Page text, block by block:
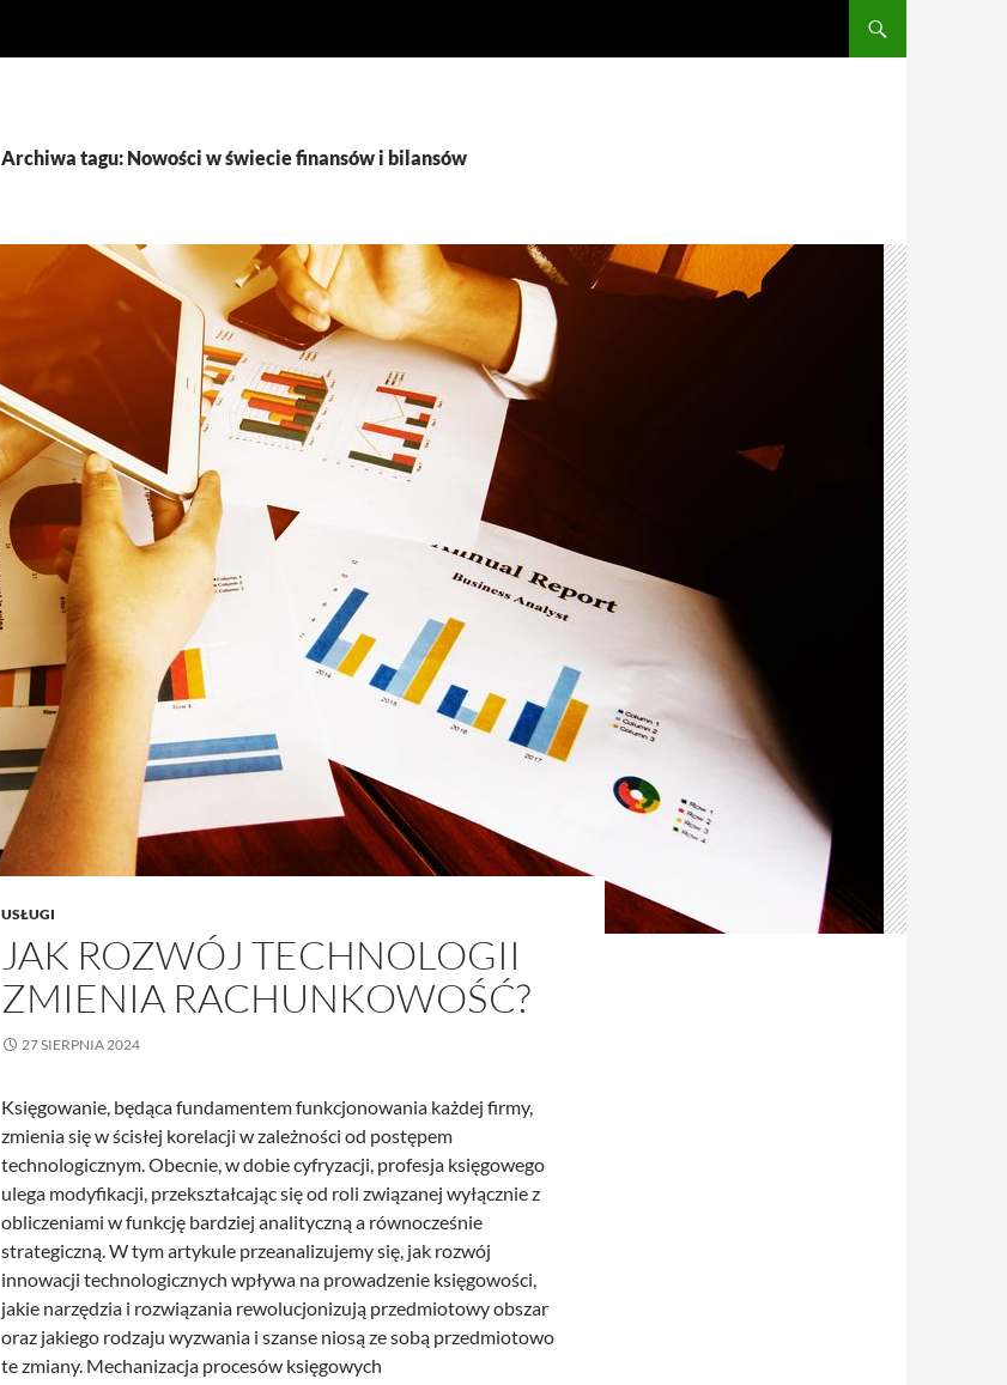
Archiwa tagu: Nowości w świecie finansów i bilansów
USŁUGI
JAK ROZWÓJ TECHNOLOGII
ZMIENIA RACHUNKOWOŚĆ?
27 SIERPNIA 2024
Księgowanie, będąca fundamentem funkcjonowania każdej firmy,
zmienia się w ścisłej korelacji w zależności od postępem
technologicznym. Obecnie, w dobie cyfryzacji, profesja księgowego
ulega modyfikacji, przekształcając się od roli związanej wyłącznie z
obliczeniami w funkcję bardziej analityczną a równocześnie
strategiczną. W tym artykule przeanalizujemy się, jak rozwój
innowacji technologicznych wpływa na prowadzenie księgowości,
jakie narzędzia i rozwiązania rewolucjonizują przedmiotowy obszar
oraz jakiego rodzaju wyzwania i szanse niosą ze sobą przedmiotowo
te zmiany. Mechanizacja procesów księgowych